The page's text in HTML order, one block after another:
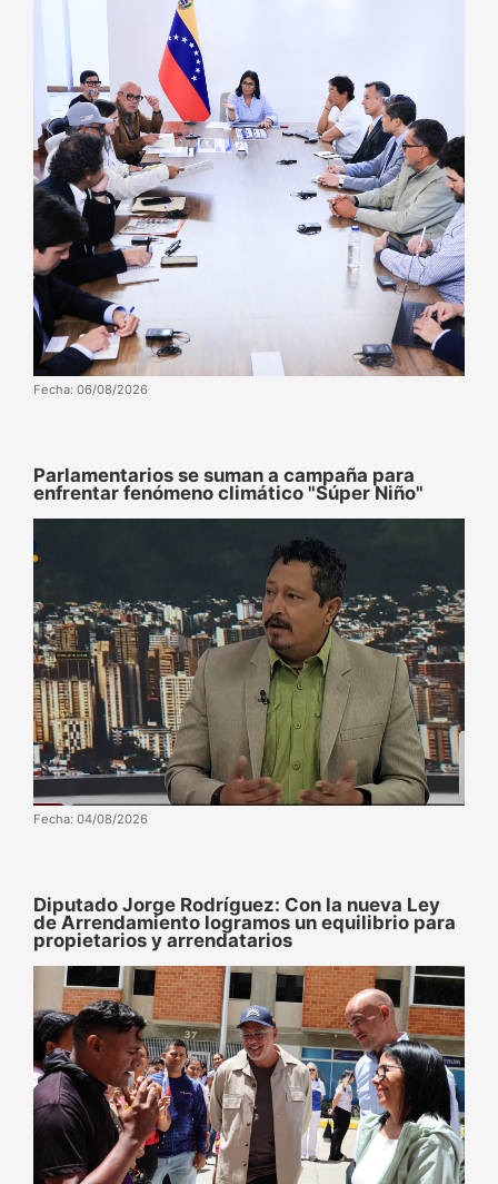
Fecha: 06/08/2026
Parlamentarios se suman a campaña para
enfrentar fenómeno climático "Súper Niño"
Fecha: 04/08/2026
Diputado Jorge Rodríguez: Con la nueva Ley
de Arrendamiento logramos un equilibrio para
propietarios y arrendatarios